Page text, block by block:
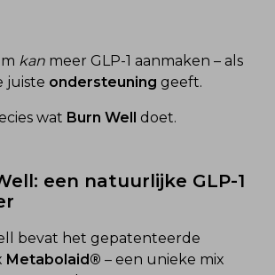
kan meer GLP-1 aanmaken – als
juiste ondersteuning geeft.
wat Burn Well doet.
een natuurlijke GLP-1
bevat het gepatenteerde
Metabolaid® – een unieke mix